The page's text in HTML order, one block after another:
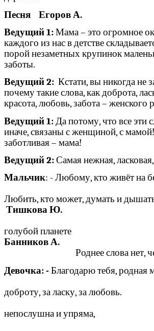
Песня Егоров А.
Ведущий 1:Мама – это огромное
каждого из нас в детстве
порой незаметных крупинок
заботы.
Ведущий 2: Кстати, вы никогда не
почему такие слова, как доброта,
красота, любовь, забота – женского
Ведущий 1:Да потому, что все эти
иначе, связаны с женщиной, с
заботливая – мама!
Ведущий 2:Самая нежная,
Мальчик: - Любому, кто живёт
Любить, кто может,
Тишкова Ю.
На
голубой
Роднее слова нет,
Девочка: -Благодарю тебя,
доброту, за ласку,
непослушна и
Но